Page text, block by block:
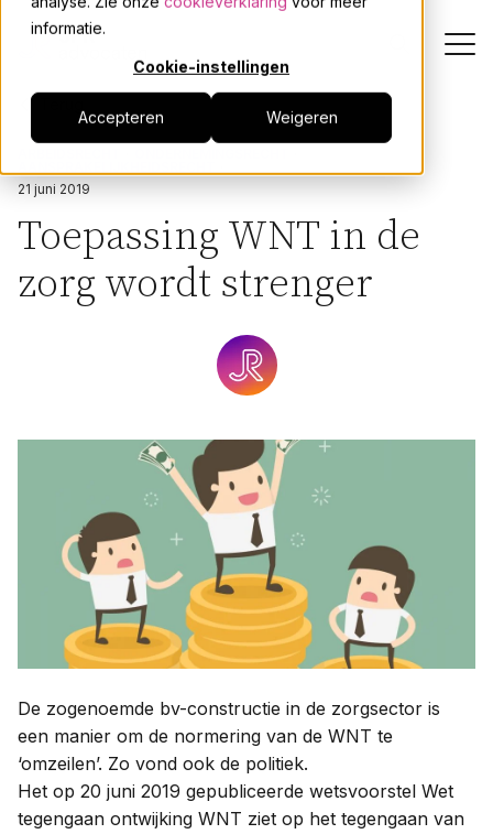
informatie.
Cookie-instellingen
Accepteren Weigeren
Dienstverlening
Onze mensen
Actueel
Contact
21 juni 2019
Toepassing WNT in de
zorg wordt strenger
De zogenoemde bv-constructie in de zorgsector is
een manier om de normering van de WNT te
‘omzeilen’. Zo vond ook de politiek.
Het op 20 juni 2019 gepubliceerde wetsvoorstel Wet
tegengaan ontwijking WNT ziet op het tegengaan van